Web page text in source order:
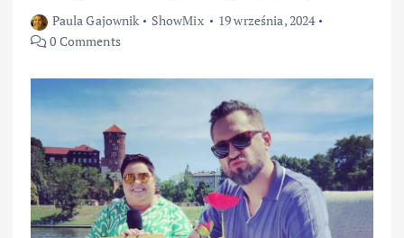
Paula Gajownik ShowMix
19 września, 2024
0 Comments